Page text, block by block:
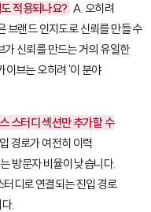
적용되나요? A. 오히려
브랜드 인지도로 신뢰를 만들 수
신뢰를 만드는 거의 유일한
이브는 오히려 '이 분야
스터디 섹션만 추가할 수
경로가 여전히 이력
방문자 비율이 낮습니다.
디로 연결되는 진입 경로
.